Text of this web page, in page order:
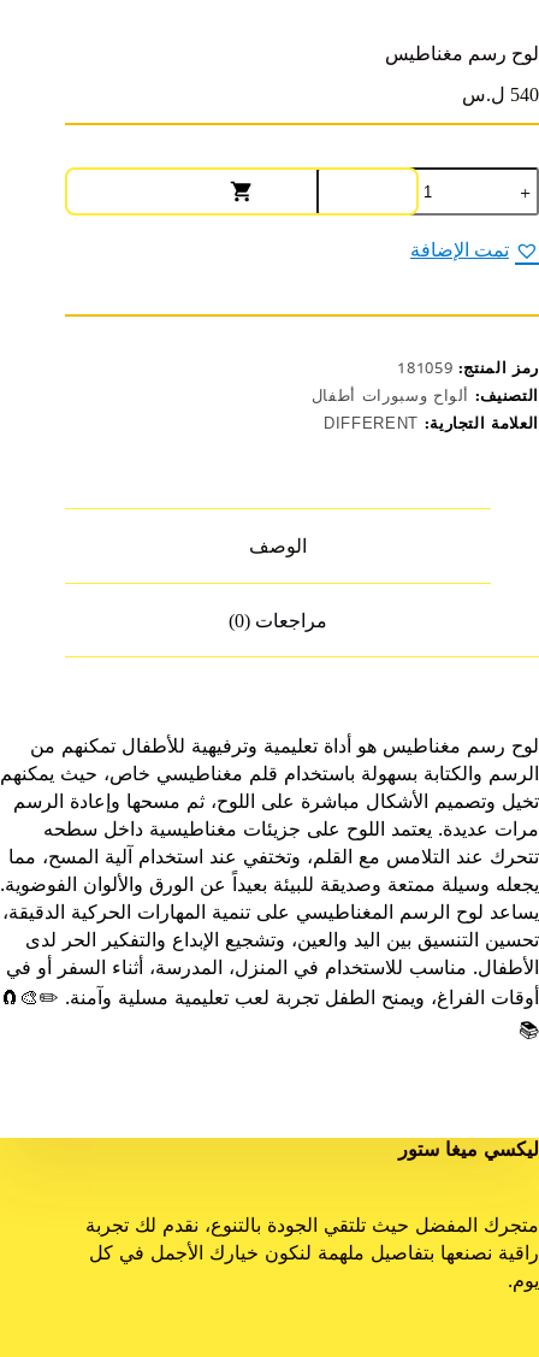
لوح رسم مغناطيس
540 ل.س
كمية
لوح
رسم
مغناطيس
تمت الإضافة
رمز المنتج: 181059
التصنيف: ألواح وسبورات أطفال
العلامة التجارية: DIFFERENT
الوصف
مراجعات (0)
لوح رسم مغناطيس هو أداة تعليمية وترفيهية للأطفال تمكنهم من
الرسم والكتابة بسهولة باستخدام قلم مغناطيسي خاص، حيث يمكنهم
تخيل وتصميم الأشكال مباشرة على اللوح، ثم مسحها وإعادة الرسم
مرات عديدة. يعتمد اللوح على جزيئات مغناطيسية داخل سطحه
تتحرك عند التلامس مع القلم، وتختفي عند استخدام آلية المسح، مما
يجعله وسيلة ممتعة وصديقة للبيئة بعيداً عن الورق والألوان الفوضوية.
يساعد لوح الرسم المغناطيسي على تنمية المهارات الحركية الدقيقة،
تحسين التنسيق بين اليد والعين، وتشجيع الإبداع والتفكير الحر لدى
الأطفال. مناسب للاستخدام في المنزل، المدرسة، أثناء السفر أو في
أوقات الفراغ، ويمنح الطفل تجربة لعب تعليمية مسلية وآمنة. ✏️🎨🧲
📚
ليكسي ميغا ستور
متجرك المفضل حيث تلتقي الجودة بالتنوع، نقدم لك تجربة
راقية نصنعها بتفاصيل ملهمة لنكون خيارك الأجمل في كل
يوم.